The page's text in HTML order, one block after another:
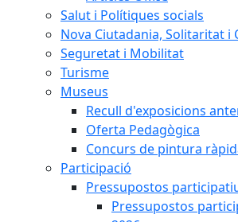
Salut i Polítiques socials
Nova Ciutadania, Solitaritat i
Seguretat i Mobilitat
Turisme
Museus
Recull d'exposicions
Oferta Pedagògica
Concurs de pintura
Participació
Pressupostos
Pressupostos